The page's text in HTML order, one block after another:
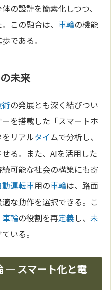
の設計を簡素化しつつ、
この融合は、 車輪の機能
である。
未来
の発展とも深く結びつい
を搭載した「スマートホ
リアルタイムで分析し、
る。また、AIを活用した
可能な社会の構築にも寄
動運転車用の車輪は、路面
な動作を選択できる。こ
車輪の役割を再定義し、未
いる。
― スマート化と電